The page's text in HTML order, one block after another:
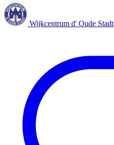
Wijkcentrum d' Oude Stadt